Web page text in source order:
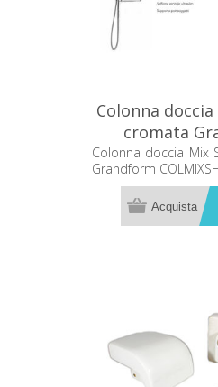
Colonna
cromata
Colonna doccia Mix
Grandform